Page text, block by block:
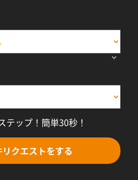
テップ！簡単30秒！
クエストをする